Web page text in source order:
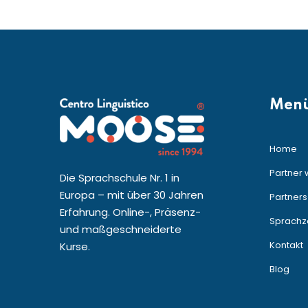
Die Sprachschule Nr. 1 in
Europa – mit über 30 Jahren
Erfahrung. Online-, Präsenz-
und maßgeschneiderte
Kurse.
Home
Partner
Kontakt
Blog